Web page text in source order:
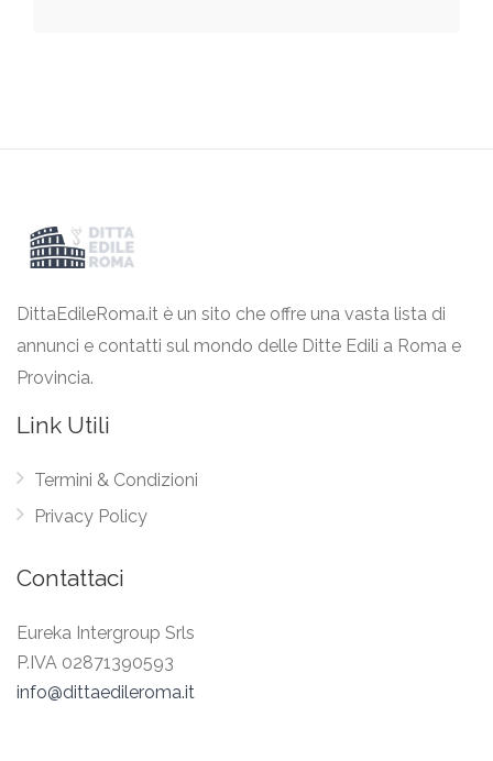
DittaEdileRoma.it è un sito che offre una vasta lista di
annunci e contatti sul mondo delle Ditte Edili a Roma e
Provincia.
Link Utili
Termini & Condizioni
Privacy Policy
Contattaci
Eureka Intergroup Srls
P.IVA 02871390593
info@dittaedileroma.it